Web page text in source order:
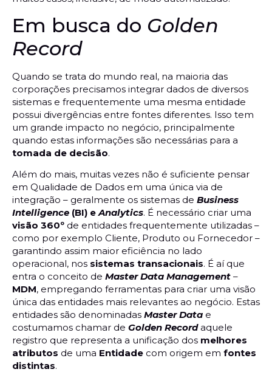
Em busca do Golden
Record
Quando se trata do mundo real, na maioria das
corporações precisamos integrar dados de diversos
sistemas e frequentemente uma mesma entidade
possui divergências entre fontes diferentes. Isso tem
um grande impacto no negócio, principalmente
quando estas informações são necessárias para a
tomada de decisão.
Além do mais, muitas vezes não é suficiente pensar
em Qualidade de Dados em uma única via de
integração – geralmente os sistemas de Business
Intelligence (BI) eAnalytics. É necessário criar uma
visão 360º de entidades frequentemente utilizadas –
como por exemplo Cliente, Produto ou Fornecedor –
garantindo assim maior eficiência no lado
operacional, nos sistemas transacionais. É aí que
entra o conceito de Master Data Management –
MDM, empregando ferramentas para criar uma visão
única das entidades mais relevantes ao negócio. Estas
entidades são denominadas Master Data e
costumamos chamar de Golden Recordaquele
registro que representa a unificação dos melhores
atributos de uma Entidade com origem em fontes
distintas.